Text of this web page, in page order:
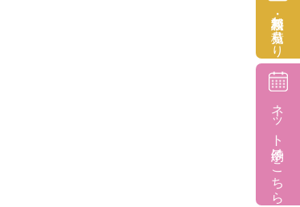
無料相談・お見積もり
ネット予約はこちら